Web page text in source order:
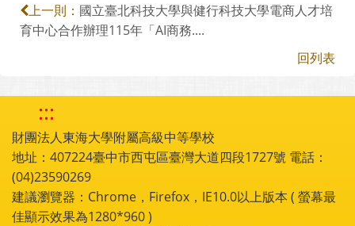
上一則： 國立臺北科技大學與健行科技大學電商人才培
育中心合作辦理115年「AI商務....
回列表
:::
財團法人東海大學附屬高級中等學校
地址：407224臺中市西屯區臺灣大道四段1727號 電話：
(04)23590269
建議瀏覽器：Chrome，Firefox，IE10.0以上版本 ( 螢幕最
佳顯示效果為1280*960 )